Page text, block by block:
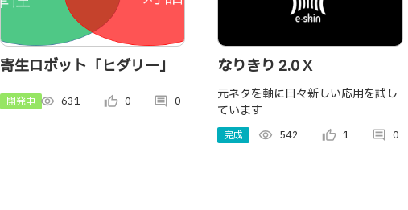
寄生ロボット「ヒダリー」
開発中 visibility 631 thumb_up_alt 0 comment 0
なりきり 2.0 X
元ネタを軸に日々新しい応用を試し
ています
完成 visibility 542 thumb_up_alt 1 comment 0